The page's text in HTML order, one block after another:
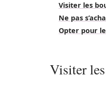
Visiter les
Ne pas
Opter pour
Visiter